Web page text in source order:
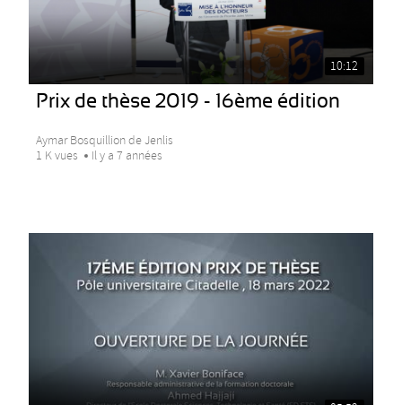
10:12
Prix de thèse 2019 - 16ème édition
Aymar Bosquillion de Jenlis
1 K vues
Il y a 7 années